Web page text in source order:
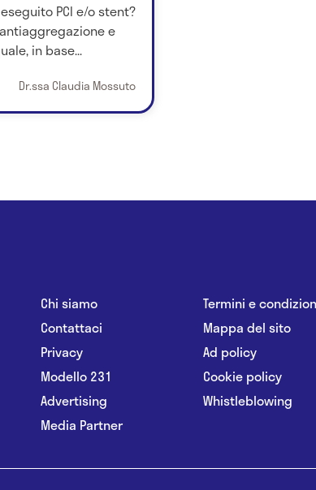
PCI e/o stent?
e
in base...
Dr.ssa Claudia Mossuto
Chi siamo
Contattaci
Privacy
Modello 231
Advertising
Media Partner
Termini e
Mappa del sito
Ad policy
Cookie policy
Whistleblowing